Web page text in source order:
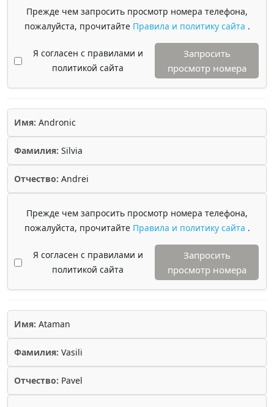
Прежде чем запросить просмотр номера телефона,
пожалуйста, прочитайте Правила и политику сайта .
Я согласен с правилами и
политикой сайта
Запросить
просмотр номера
Имя: Andronic
Фамилия: Silvia
Отчество: Andrei
Прежде чем запросить просмотр номера телефона,
пожалуйста, прочитайте Правила и политику сайта .
Я согласен с правилами и
политикой сайта
Запросить
просмотр номера
Имя: Ataman
Фамилия: Vasili
Отчество: Pavel